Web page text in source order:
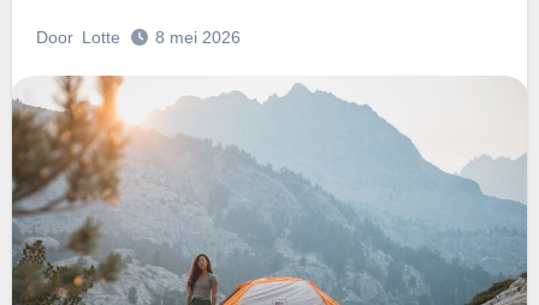
Door Lotte 8 mei 2026